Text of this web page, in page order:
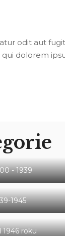
odit aut
dolorem
- 1939
1945
1946 roku